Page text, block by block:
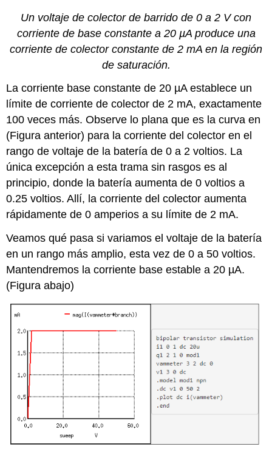
Un voltaje de colector de barrido de 0 a 2 V con
corriente de base constante a 20 µA produce una
corriente de colector constante de 2 mA en la región
de saturación.
La corriente base constante de 20 µA establece un
límite de corriente de colector de 2 mA, exactamente
100 veces más. Observe lo plana que es la curva en
(Figura anterior) para la corriente del colector en el
rango de voltaje de la batería de 0 a 2 voltios. La
única excepción a esta trama sin rasgos es al
principio, donde la batería aumenta de 0 voltios a
0.25 voltios. Allí, la corriente del colector aumenta
rápidamente de 0 amperios a su límite de 2 mA.
Veamos qué pasa si variamos el voltaje de la batería
en un rango más amplio, esta vez de 0 a 50 voltios.
Mantendremos la corriente base estable a 20 µA.
(Figura abajo)